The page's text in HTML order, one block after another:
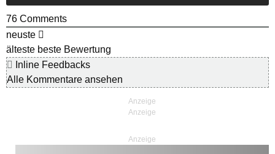
76 Comments
neuste
älteste beste Bewertung
Inline Feedbacks
Alle Kommentare ansehen
Anzeige